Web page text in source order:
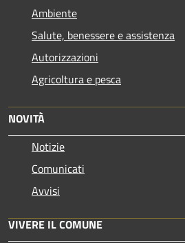
Ambiente
Salute, benessere e assistenza
Autorizzazioni
Agricoltura e pesca
NOVITÀ
Notizie
Comunicati
Avvisi
VIVERE IL COMUNE